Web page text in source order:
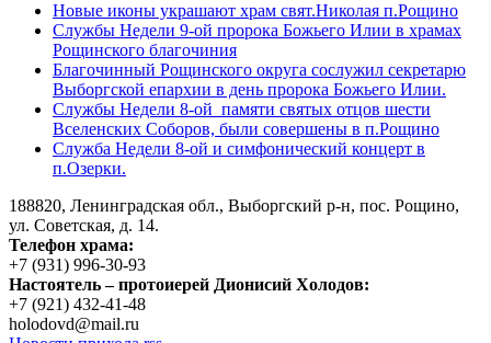
Новые иконы украшают храм свят.Николая п.Рощино
Службы Недели 9-ой пророка Божьего Илии в храмах
Рощинского благочиния
Благочинный Рощинского округа сослужил секретарю
Выборгской епархии в день пророка Божьего Илии.
Службы Недели 8-ой памяти святых отцов шести
Вселенских Соборов, были совершены в п.Рощино
Служба Недели 8-ой и симфонический концерт в
п.Озерки.
188820, Ленинградская обл., Выборгский р-н, пос. Рощино,
ул. Советская, д. 14.
Телефон храма:
+7 (931) 996-30-93
Настоятель – протоиерей Дионисий Холодов:
+7 (921) 432-41-48
holodovd@mail.ru